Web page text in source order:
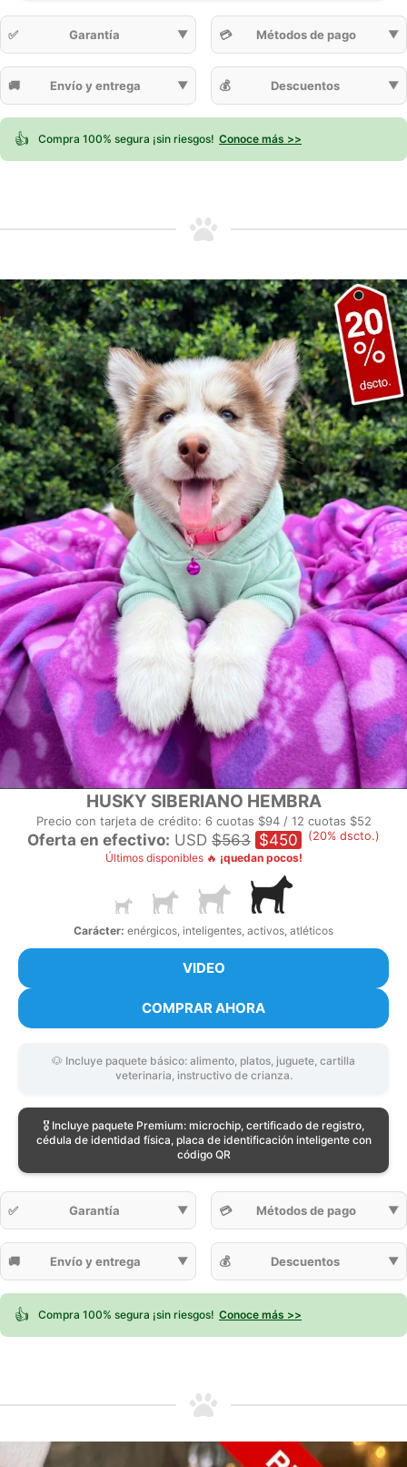
✅ Garantía ▼
🚚 Envío y entrega ▼
💳 Métodos de pago ▼
💰 Descuentos ▼
👍 Compra 100% segura ¡sin riesgos! Conoce más >>
HUSKY SIBERIANO HEMBRA
Precio con tarjeta de crédito: 6 cuotas $94 / 12 cuotas $52
Oferta en efectivo: USD $563 $450
(20% dscto.)
Últimos disponibles 🔥 ¡quedan pocos!
Carácter: enérgicos, inteligentes, activos, atléticos
VIDEO
COMPRAR AHORA
🐶 Incluye paquete básico: alimento, platos, juguete, cartilla
veterinaria, instructivo de crianza.
🎖️ Incluye paquete Premium: microchip, certificado de registro,
cédula de identidad física, placa de identificación inteligente con
código QR
✅ Garantía ▼
🚚 Envío y entrega ▼
💳 Métodos de pago ▼
💰 Descuentos ▼
👍 Compra 100% segura ¡sin riesgos! Conoce más >>